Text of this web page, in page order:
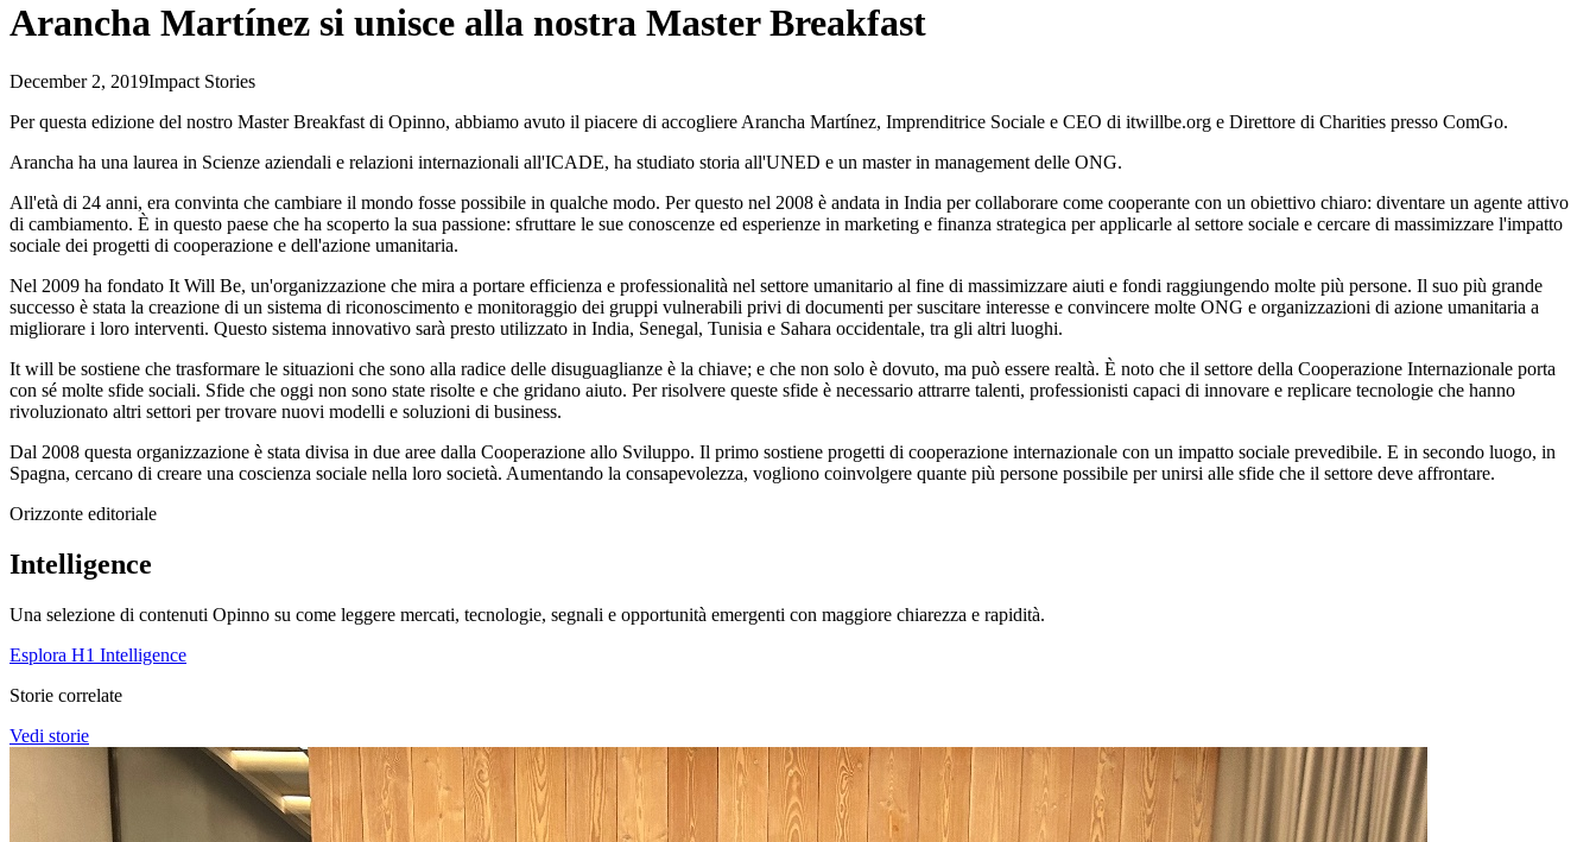
Arancha Martínez si unisce alla nostra Master Breakfast
December 2, 2019Impact Stories
Per questa edizione del nostro Master Breakfast di Opinno, abbiamo avuto il piacere di accogliere Arancha Martínez, Imprenditrice Sociale e CEO di itwillbe.org e Direttore di Charities presso ComGo.
Arancha ha una laurea in Scienze aziendali e relazioni internazionali all'ICADE, ha studiato storia all'UNED e un master in management delle ONG.
All'età di 24 anni, era convinta che cambiare il mondo fosse possibile in qualche modo. Per questo nel 2008 è andata in India per collaborare come cooperante con un obiettivo chiaro: diventare un agente attivo
di cambiamento. È in questo paese che ha scoperto la sua passione: sfruttare le sue conoscenze ed esperienze in marketing e finanza strategica per applicarle al settore sociale e cercare di massimizzare l'impatto
sociale dei progetti di cooperazione e dell'azione umanitaria.
Nel 2009 ha fondato It Will Be, un'organizzazione che mira a portare efficienza e professionalità nel settore umanitario al fine di massimizzare aiuti e fondi raggiungendo molte più persone. Il suo più grande
successo è stata la creazione di un sistema di riconoscimento e monitoraggio dei gruppi vulnerabili privi di documenti per suscitare interesse e convincere molte ONG e organizzazioni di azione umanitaria a
migliorare i loro interventi. Questo sistema innovativo sarà presto utilizzato in India, Senegal, Tunisia e Sahara occidentale, tra gli altri luoghi.
It will be sostiene che trasformare le situazioni che sono alla radice delle disuguaglianze è la chiave; e che non solo è dovuto, ma può essere realtà. È noto che il settore della Cooperazione Internazionale porta
con sé molte sfide sociali. Sfide che oggi non sono state risolte e che gridano aiuto. Per risolvere queste sfide è necessario attrarre talenti, professionisti capaci di innovare e replicare tecnologie che hanno
rivoluzionato altri settori per trovare nuovi modelli e soluzioni di business.
Dal 2008 questa organizzazione è stata divisa in due aree dalla Cooperazione allo Sviluppo. Il primo sostiene progetti di cooperazione internazionale con un impatto sociale prevedibile. E in secondo luogo, in
Spagna, cercano di creare una coscienza sociale nella loro società. Aumentando la consapevolezza, vogliono coinvolgere quante più persone possibile per unirsi alle sfide che il settore deve affrontare.
Orizzonte editoriale
Intelligence
Una selezione di contenuti Opinno su come leggere mercati, tecnologie, segnali e opportunità emergenti con maggiore chiarezza e rapidità.
Esplora H1 Intelligence
Storie correlate
Vedi storie